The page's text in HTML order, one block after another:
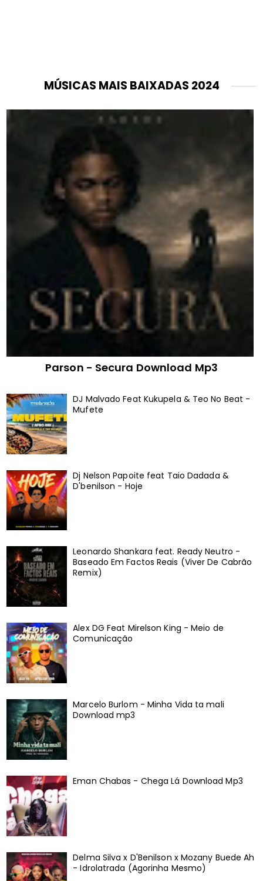
MÚSICAS MAIS BAIXADAS 2024
Parson - Secura Download Mp3
DJ Malvado Feat Kukupela & Teo No Beat -
Mufete
Dj Nelson Papoite feat Taio Dadada &
D'benilson - Hoje
Leonardo Shankara feat. Ready Neutro -
Baseado Em Factos Reais (Viver De Cabrão
Remix)
Alex DG Feat Mirelson King - Meio de
Comunicação
Marcelo Burlom - Minha Vida ta mali
Download mp3
Eman Chabas - Chega Lá Download Mp3
Delma Silva x D'Benilson x Mozany Buede Ah
- Idrolatrada (Agorinha Mesmo)